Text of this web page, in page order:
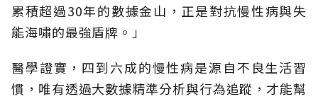
累積超過30年的數據金山，正是對抗慢性病與失
能海嘯的最強盾牌。」
醫學證實，四到六成的慢性病是源自不良生活習
慣，唯有透過大數據精準分析與行為追蹤，才能幫